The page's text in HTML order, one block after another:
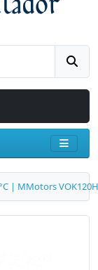
| MMotors VOK120H